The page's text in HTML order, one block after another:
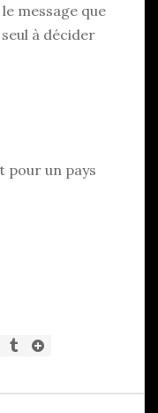
message que
à décider
pour un pays